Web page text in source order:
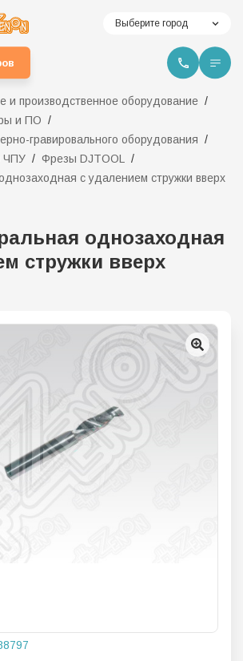
Выберите город
и производственное оборудование
и ПО
гравировального оборудования
ЧПУ
Фрезы DJTOOL
с удалением стружки вверх
однозаходная
стружки вверх